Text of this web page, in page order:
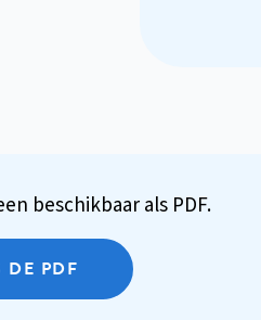
beschikbaar als PDF.
DE PDF